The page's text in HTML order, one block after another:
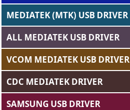
MEDIATEK (MTK) USB DRIVER
ALL MEDIATEK USB DRIVER
VCOM MEDIATEK USB DRIVER
CDC MEDIATEK DRIVER
SAMSUNG USB DRIVER